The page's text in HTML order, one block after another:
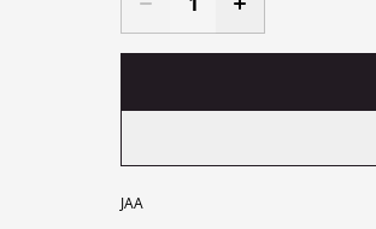
JAA